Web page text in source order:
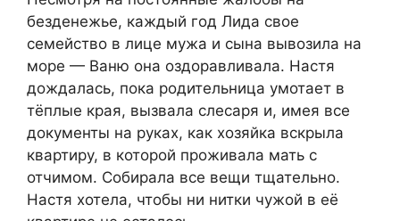
безденежье, каждый год Лида свое
семейство в лице мужа и сына вывозила на
море — Ваню она оздоравливала. Настя
дождалась, пока родительница умотает в
тёплые края, вызвала слесаря и, имея все
документы на руках, как хозяйка вскрыла
квартиру, в которой проживала мать с
отчимом. Собирала все вещи тщательно.
Настя хотела, чтобы ни нитки чужой в её